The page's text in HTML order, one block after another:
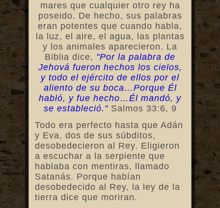
mares que cualquier otro rey ha
poseido. De hecho, sus palabras
eran potentes que cuando habla,
la luz, el aire, el agua, las plantas
y los animales aparecieron. La
Biblia dice, "Por la palabra de
Jehová fueron hechos los cielos,
y todo el ejército de ellos por el
aliento de su boca…Porque Él
habló, y fue hecho…Él mandó, y
se estableció."Salmos 33:6, 9
Todo era perfecto hasta que Adán
y Eva, dos de sus súbditos,
desobedecieron al Rey. Eligieron
a escuchar a la serpiente que
hablaba con mentiras, llamado
Satanás. Porque habían
desobedecido al Rey, la ley de la
tierra dice que moriran.